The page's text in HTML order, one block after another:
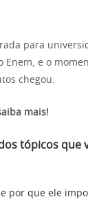
para
Enem, e o
chegou.
mais!
tópicos que
e por que ele